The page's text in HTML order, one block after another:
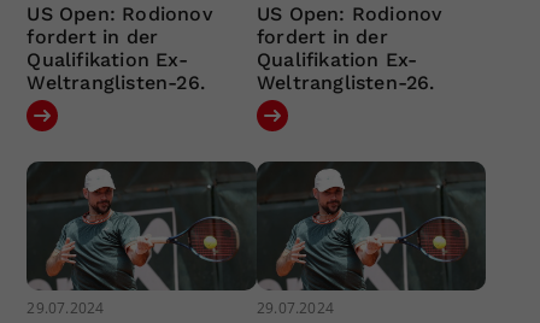
US Open: Rodionov
fordert in der
Qualifikation Ex-
Weltranglisten-26.
US Open: Rodionov
fordert in der
Qualifikation Ex-
Weltranglisten-26.
29.07.2024 29.07.2024